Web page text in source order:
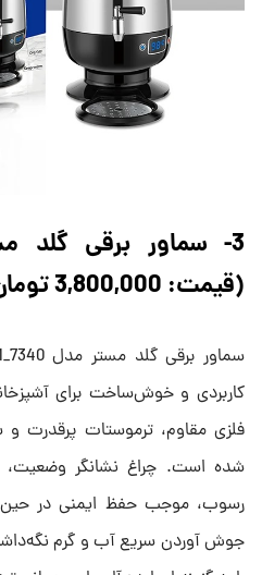
(قیمت: 3,800,000 تومان)
کاربردی و خوش‌ساخت برای
فلزی مقاوم، ترموستات پرقدرت
شده است. چراغ نشانگر
رسوب، موجب حفظ ایمنی در حین
جوش آوردن سریع آب و گرم